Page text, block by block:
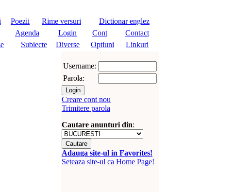
Poezii Rime versuri
Dictionar englez
Agenda Login Cont
Contact
Subiecte Diverse Optiuni Linkuri
Username:
Parola:
Creare cont nou
Trimitere parola
Cautare anunturi din:
Adauga site-ul in Favorites!
Seteaza site-ul ca Home Page!